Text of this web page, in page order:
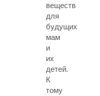
веществ
для
будущих
мам
и
их
детей.
К
тому